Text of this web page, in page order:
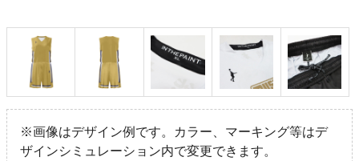
※画像はデザイン例です。カラー、マーキング等はデ
ザインシミュレーション内で変更できます。